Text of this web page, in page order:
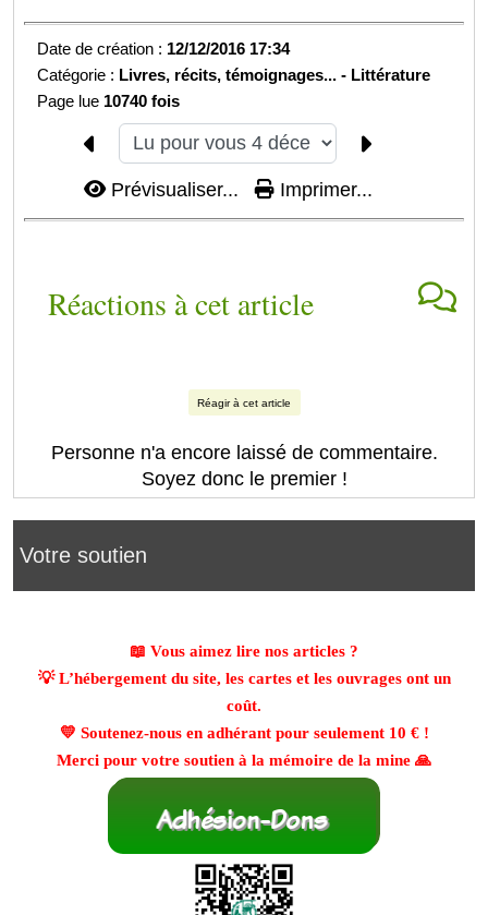
Votre soutien
📖 Vous aimez lire nos articles ?
💡 L’hébergement du site, les cartes et les ouvrages ont un
coût.
💛 Soutenez-nous en adhérant pour seulement 10 €!
Merci pour votre soutien à la mémoire de la mine 🙏
Date de création : 12/12/2016 17:34
Catégorie : Livres, récits, témoignages... - Littérature
Page lue 10740 fois
Prévisualiser... Imprimer...
Réactions à cet article
Réagir à cet article
Personne n'a encore laissé de commentaire.
Soyez donc le premier !